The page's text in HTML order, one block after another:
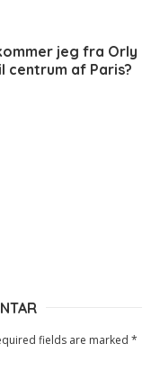
jeg fra Orly
centrum af Paris?
fields are marked *